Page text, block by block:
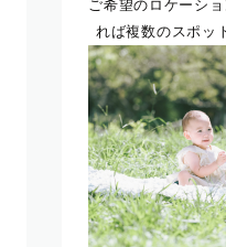
ご希望のロケーシ
れば複数のスポッ